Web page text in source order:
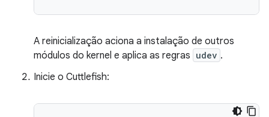
A reinicialização aciona a instalação de outros
módulos do kernel e aplica as regras udev .
Inicie o Cuttlefish: